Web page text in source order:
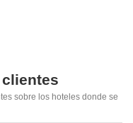
sobre los hoteles donde se